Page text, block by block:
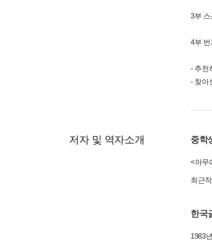
3부
4부
- 추천
- 찾아
저자 및 역자소개 중학
<아무
최근
한국
1983